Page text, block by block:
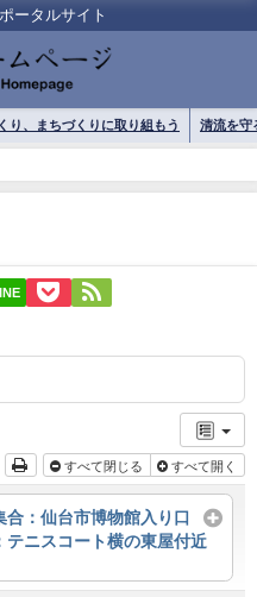
ータルサイト
り、まちづくりに取り組もう 清流を守
すべて閉じる すべて開く
合：仙台市博物館入り口
テニスコート横の東屋付近